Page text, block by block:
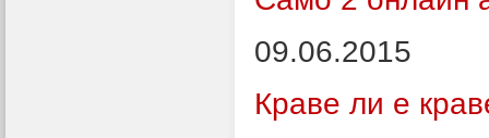
09.06.2015
Краве ли е